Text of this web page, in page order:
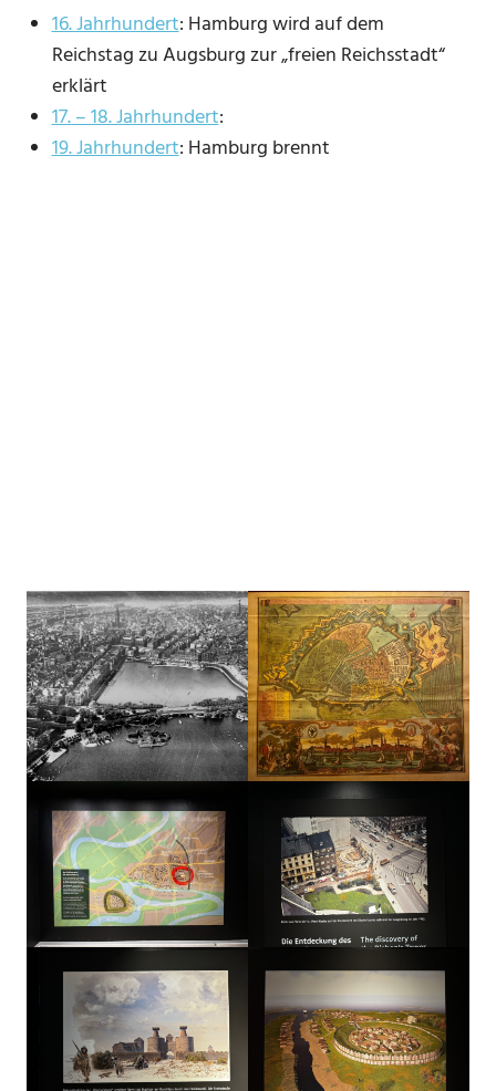
16. Jahrhundert: Hamburg wird auf dem
Reichstag zu Augsburg zur „freien Reichsstadt“
erklärt
17. – 18. Jahrhundert:
19. Jahrhundert: Hamburg brennt